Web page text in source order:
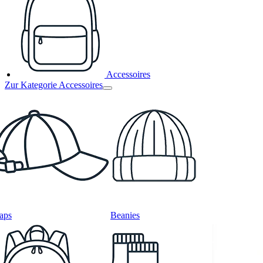
Accessoires
Zur Kategorie Accessoires
Beanies